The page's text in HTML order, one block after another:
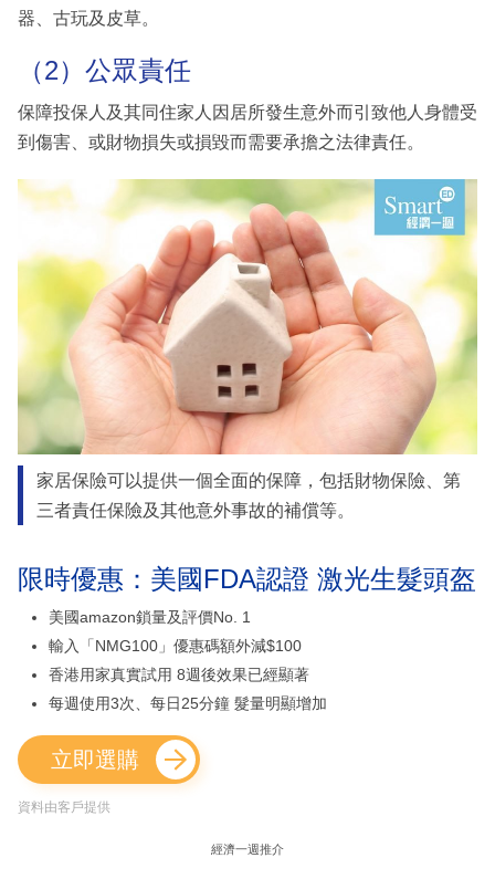
器、古玩及皮草。
（2）公眾責任
保障投保人及其同住家人因居所發生意外而引致他人身體受
到傷害、或財物損失或損毀而需要承擔之法律責任。
家居保險可以提供一個全面的保障，包括財物保險、第
三者責任保險及其他意外事故的補償等。
限時優惠：美國FDA認證 激光生髮頭盔
美國amazon鎖量及評價No. 1
輸入「NMG100」優惠碼額外減$100
香港用家真實試用 8週後效果已經顯著
每週使用3次、每日25分鐘 髮量明顯增加
立即選購
資料由客戶提供
經濟一週推介